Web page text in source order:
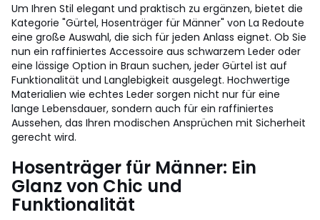
Um Ihren Stil elegant und praktisch zu ergänzen, bietet die
Kategorie "Gürtel, Hosenträger für Männer" von La Redoute
eine große Auswahl, die sich für jeden Anlass eignet. Ob Sie
nun ein raffiniertes Accessoire aus schwarzem Leder oder
eine lässige Option in Braun suchen, jeder Gürtel ist auf
Funktionalität und Langlebigkeit ausgelegt. Hochwertige
Materialien wie echtes Leder sorgen nicht nur für eine
lange Lebensdauer, sondern auch für ein raffiniertes
Aussehen, das Ihren modischen Ansprüchen mit Sicherheit
gerecht wird.
Hosenträger für Männer: Ein
Glanz von Chic und
Funktionalität